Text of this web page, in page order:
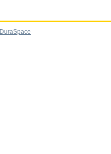
DuraSpace